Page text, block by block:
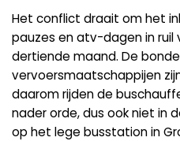
Het conflict draait om het
pauzes en atv-dagen in ruil
dertiende maand. De
vervoersmaatschappijen
daarom rijden de
nader orde, dus ook niet in
op het lege busstation in